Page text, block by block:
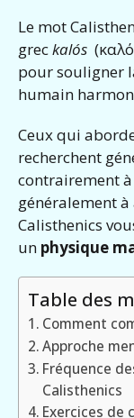
Le mot
greckalós
pour souligner
humain
Ceux qui
recherchent
contrairement
généralement
Calisthenics
un physique
Table des
Comment
Approche
Fréquence
Calisthenics
Exercices de